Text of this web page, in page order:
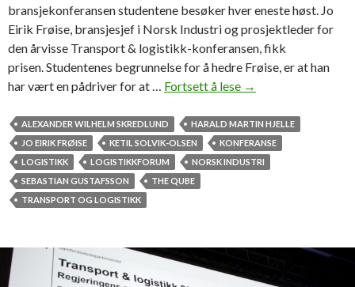
bransjekonferansen studentene besøker hver eneste høst. Jo
Eirik Frøise, bransjesjef i Norsk Industri og prosjektleder for
den årvisse Transport & logistikk-konferansen, fikk
prisen. Studentenes begrunnelse for å hedre Frøise, er at han
har vært en pådriver for at … Fortsett å lese S
u
d
e
h
→
ALEXANDER WILHELM SKREDLUND
HARALD MARTIN HJELLE
JO EIRIK FRØISE
KETIL SOLVIK-OLSEN
KONFERANSE
LOGISTIKK
LOGISTIKKFORUM
NORSK INDUSTRI
SEBASTIAN GUSTAFSSON
THE QUBE
TRANSPORT OG LOGISTIKK